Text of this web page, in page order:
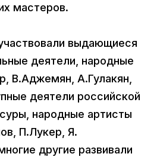
мастеров.
выдающиеся
деятели, народные
В.Аджемян, А.Гулакян,
деятели российской
народные артисты
П.Лукер, Я.
другие развивали